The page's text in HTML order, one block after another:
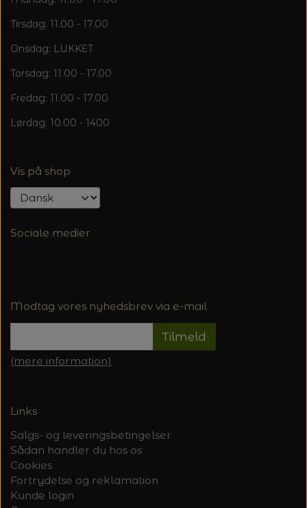
Tirsdag: 11.00 - 17.00
Onsdag: LUKKET
Torsdag: 11.00 - 17.00
Fredag: 11.00 - 17.00
Lørdag: 10.00 - 1400
Vis på shop
Sociale medier
Modtag vores nyhedsbrev via e-mail
Tilmeld
(mere information)
Links
Salgs- og leveringsbetingelser
Sådan handler du hos os
Cookies
Fortrydelse og reklamation
Kunde login